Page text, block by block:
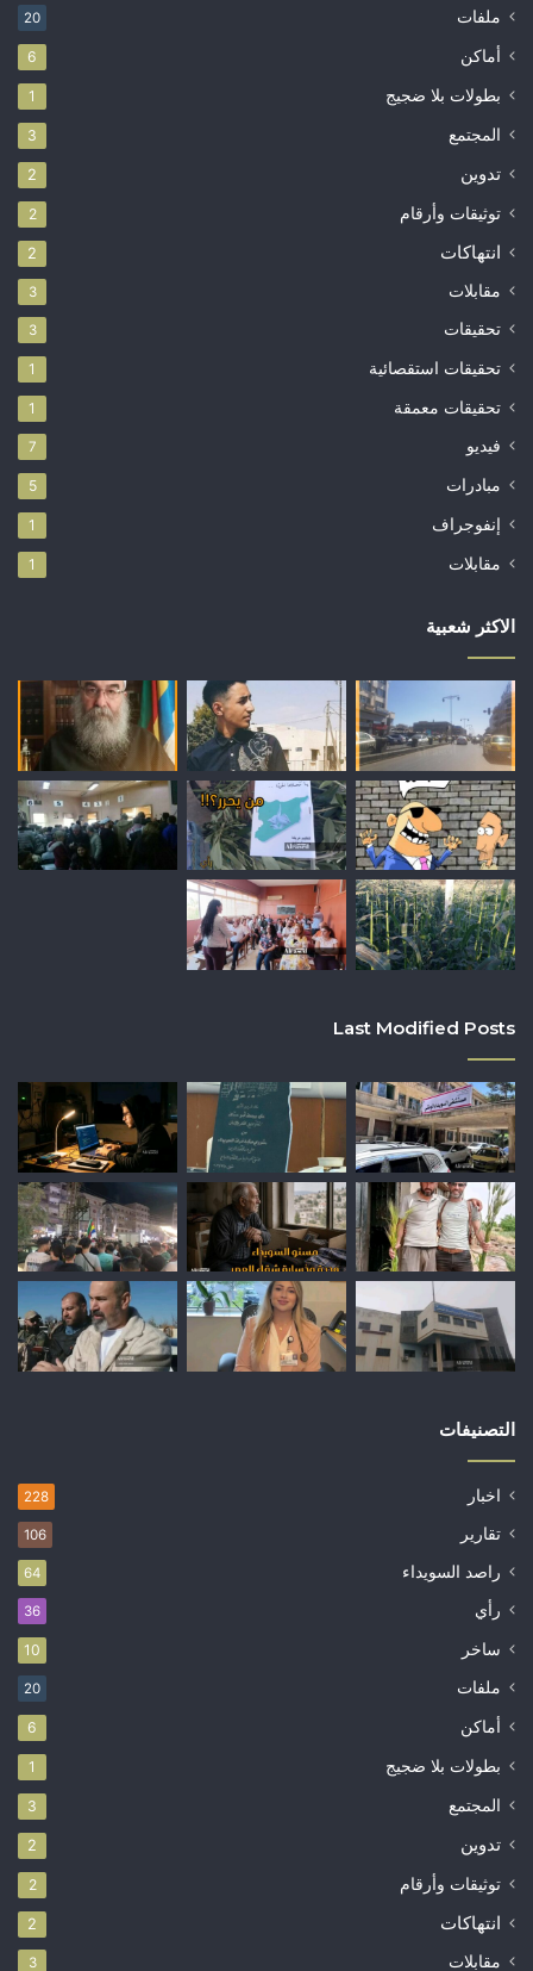
ملفات 20
أماكن 6
بطولات بلا ضجيج 1
المجتمع 3
تدوين 2
توثيقات وأرقام 2
انتهاكات 2
مقابلات 3
تحقيقات 3
تحقيقات استقصائية 1
تحقيقات معمقة 1
فيديو 7
مبادرات 5
إنفوجراف 1
مقابلات 1
الاكثر شعبية
Last Modified Posts
التصنيفات
اخبار 228
تقارير 106
راصد السويداء 64
رأي 36
ساخر 10
ملفات 20
أماكن 6
بطولات بلا ضجيج 1
المجتمع 3
تدوين 2
توثيقات وأرقام 2
انتهاكات 2
مقابلات 3